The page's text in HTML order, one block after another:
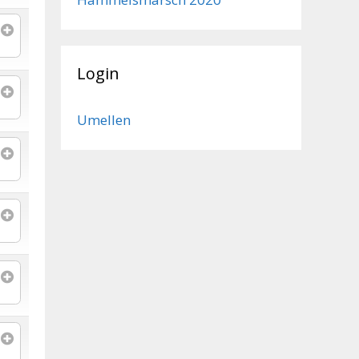
Login
Umellen